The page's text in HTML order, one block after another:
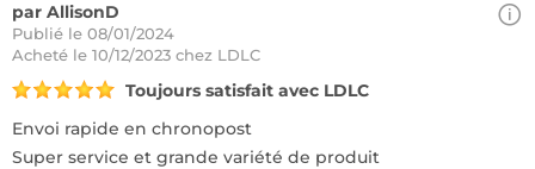
par AllisonD
Publié le 08/01/2024
Acheté le 10/12/2023 chez LDLC
Toujours satisfait avec LDLC
Envoi rapide en chronopost
Super service et grande variété de produit